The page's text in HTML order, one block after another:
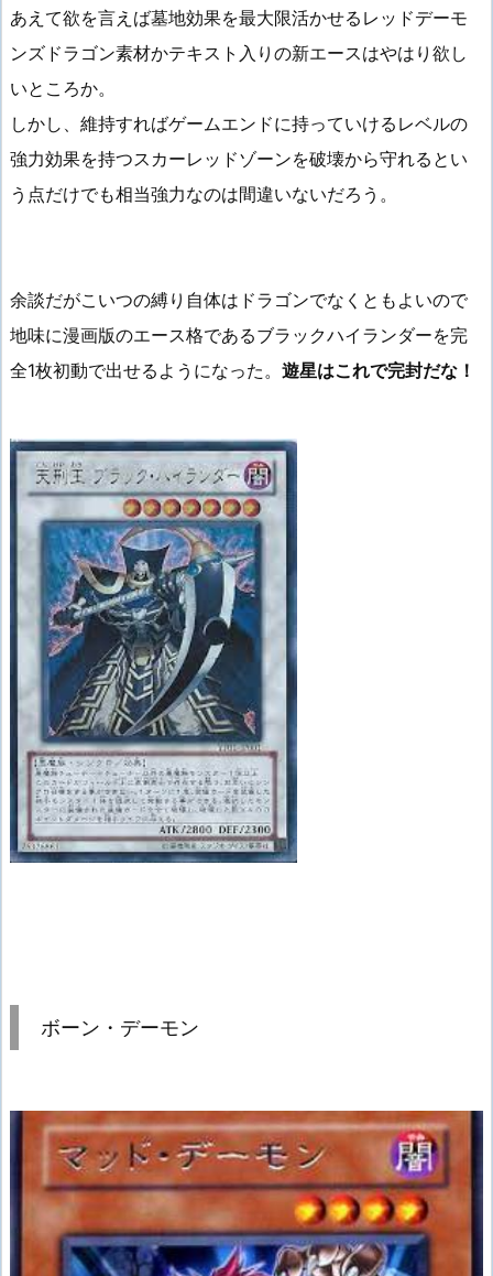
あえて欲を言えば墓地効果を最大限活かせるレッドデーモ
ンズドラゴン素材かテキスト入りの新エースはやはり欲し
いところか。
しかし、維持すればゲームエンドに持っていけるレベルの
強力効果を持つスカーレッドゾーンを破壊から守れるとい
う点だけでも相当強力なのは間違いないだろう。
余談だがこいつの縛り自体はドラゴンでなくともよいので
地味に漫画版のエース格であるブラックハイランダーを完
全1枚初動で出せるようになった。 遊星はこれで完封だな！
ボーン・デーモン